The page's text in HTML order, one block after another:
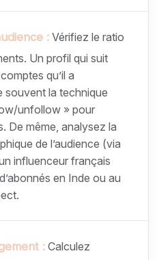
:Vérifiez le ratio
Un profil qui suit
qu’il a
souvent la technique
unfollow » pour
De même, analysez la
de l’audience (via
influenceur français
en Inde ou au
: Calculez